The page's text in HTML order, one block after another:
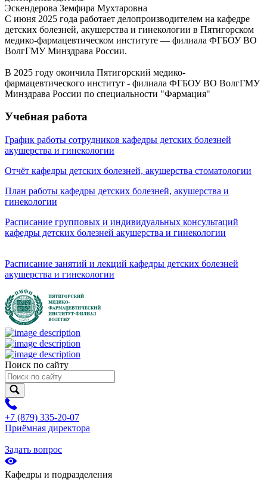
Эскендерова Земфира Мухтаровна
С июня 2025 года работает делопроизводителем на кафедре
детских болезней, акушерства и гинекологии в Пятигорском
медико-фармацевтическом институте — филиала ФГБОУ ВО
ВолгГМУ Минздрава России.
В 2025 году окончила Пятигорский медико-
фармацевтического институт - филиала ФГБОУ ВО ВолгГМУ
Минздрава России по специальности "Фармация"
Учебная работа
График работы сотрудников кафедры детских болезней
акушерства и гинекологии
Отчёт кафедры детских болезней, акушерства стоматологии
План работы кафедры детских болезней, акушерства и
гинекологии
Расписание групповых и индивидуальных консультаций
кафедры детских болезней акушерства и гинекологии
Расписание занятий и лекций кафедры детских болезней
акушерства и гинекологии
Поиск по сайту
+7 (879) 335-20-07
Приёмная директора
Задать вопрос
Кафедры и подразделения